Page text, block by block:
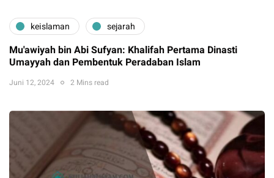
keislaman sejarah
Mu'awiyah bin Abi Sufyan: Khalifah Pertama Dinasti
Umayyah dan Pembentuk Peradaban Islam
Juni 12, 2024 2 Mins read